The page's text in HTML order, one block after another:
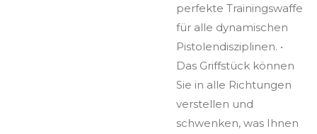
perfekte Trainingswaffe
für alle dynamischen
Pistolendisziplinen. •
Das Griffstück können
Sie in alle Richtungen
verstellen und
schwenken, was Ihnen